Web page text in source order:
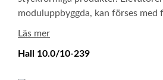
moduluppbyggda, kan förses med
Läs mer
Hall 10.0/10-239